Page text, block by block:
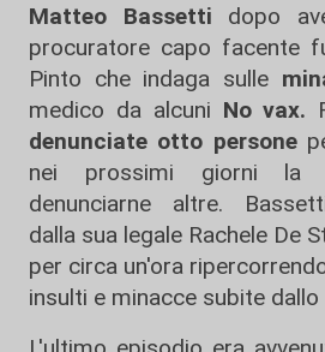
Matteo Bassetti dopo
procuratore capo facente
Pinto che indaga sulle
medico da alcuni No vax.
denunciate otto persone
nei prossimi giorni la
denunciarne altre.
dalla sua legale Rachele De
per circa un'ora
insulti e minacce subite